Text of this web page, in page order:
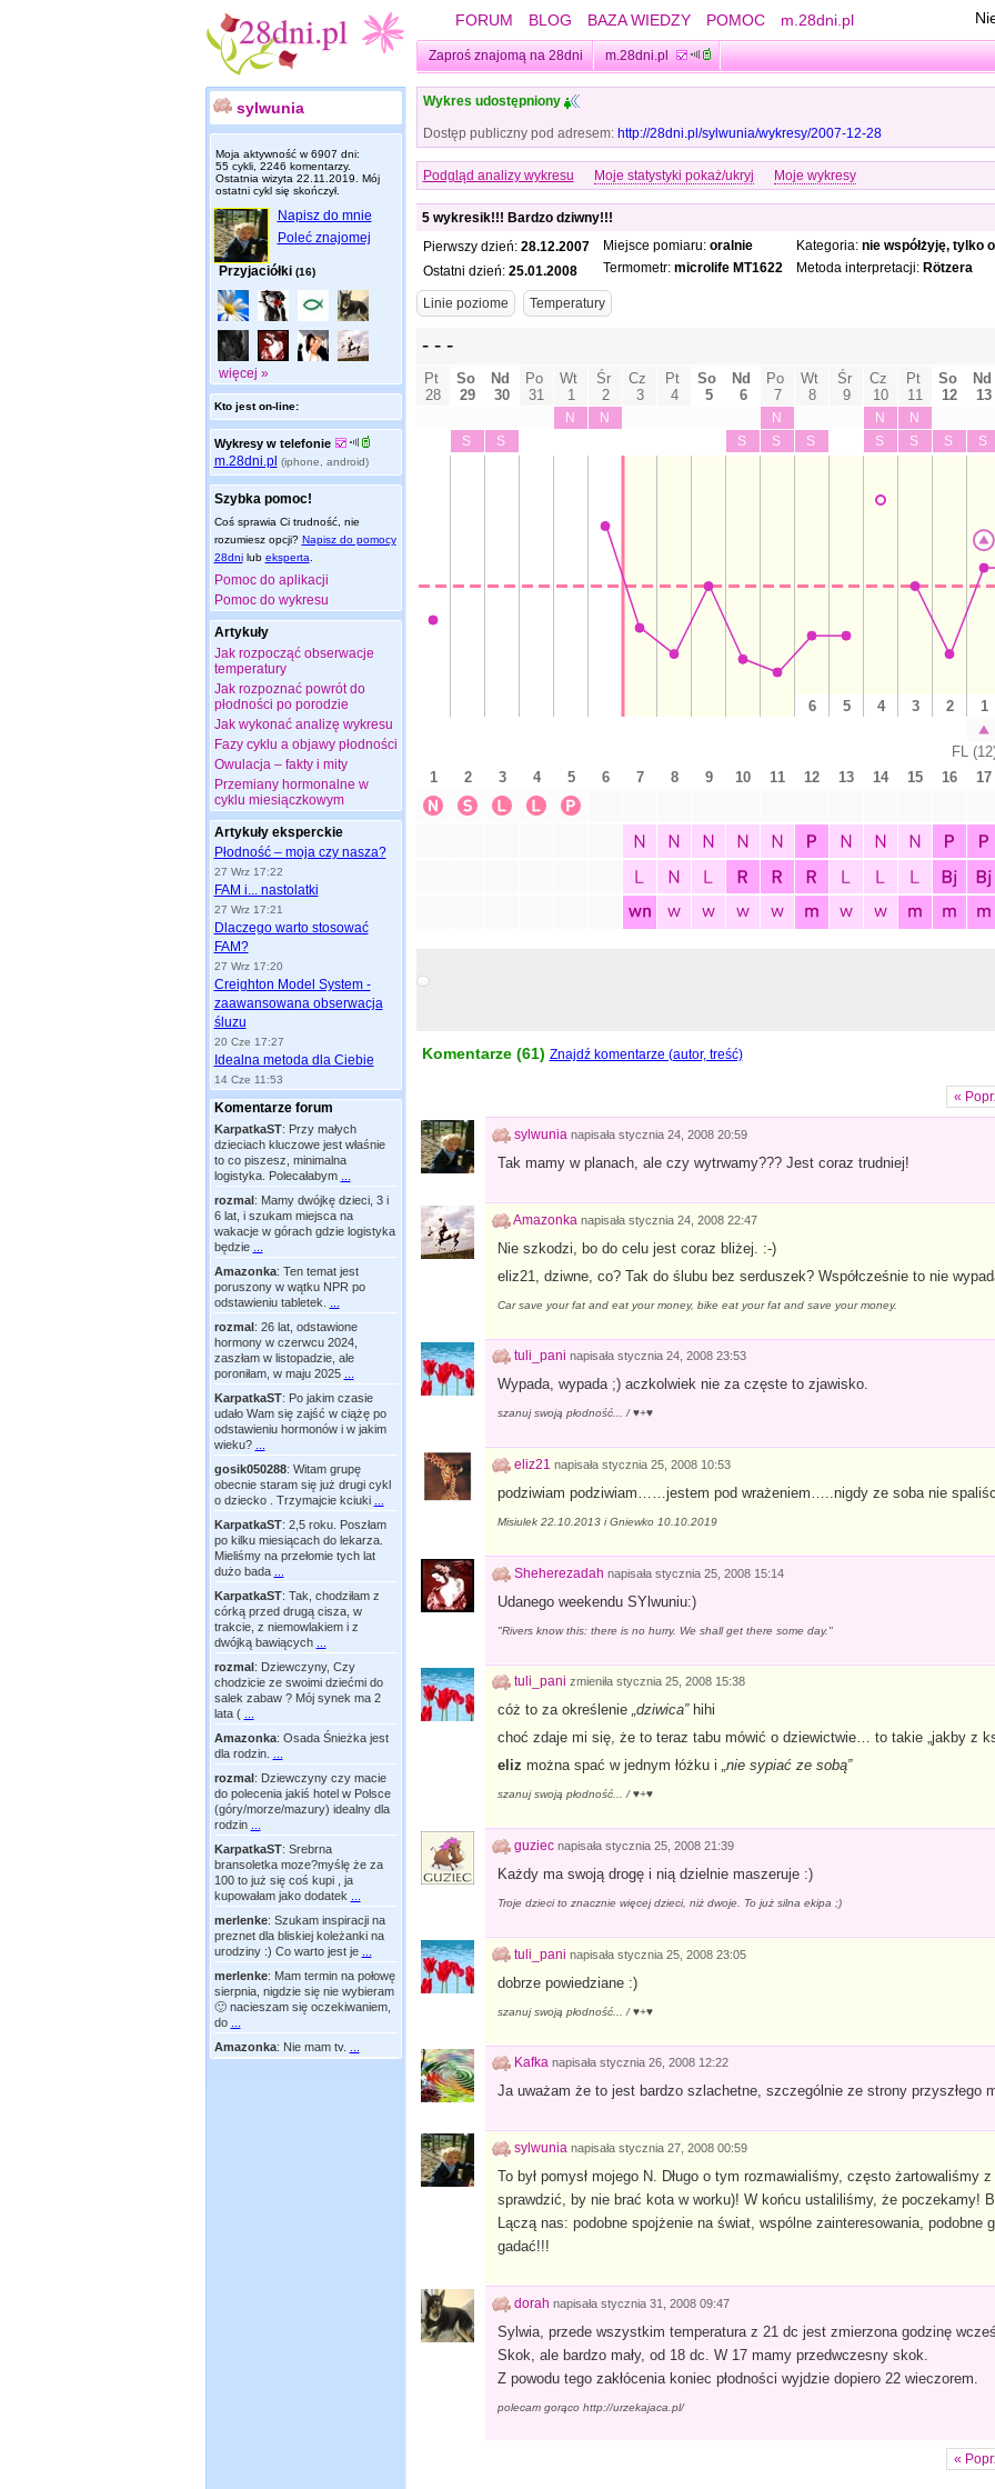
FORUM BLOG BAZA WIEDZY POMOC m.28dni.pl
Zaproś znajomą na 28dni m.28dni.pl
sylwunia
Moja aktywność w 6907 dni:
55 cykli, 2246 komentarzy.
Ostatnia wizyta 22.11.2019 . Mój
ostatni cykl się skończył.
Napisz do mnie
Poleć znajomej
Przyjaciółki (16)
więcej »
Kto jest on-line:
Wykresy w telefonie
m.28dni.pl (iphone, android)
Szybka pomoc!
Coś sprawia Ci trudność, nie
rozumiesz opcji? Napisz do pomocy
28dnilub eksperta
Pomoc do aplikacji
Pomoc do wykresu
Artykuły
Jak rozpocząć obserwacje
temperatury
Jak rozpoznać powrót do
płodności po porodzie
Jak wykonać analizę wykresu
Fazy cyklu a objawy płodności
Owulacja – fakty i mity
Przemiany hormonalne w
cyklu miesiączkowym
Artykuły eksperckie
Płodność – moja czy nasza?
27 Wrz 17:22
FAM i... nastolatki
27 Wrz 17:21
Dlaczego warto stosować
FAM?
27 Wrz 17:20
Creighton Model System -
zaawansowana obserwacja
śluzu
20 Cze 17:27
Idealna metoda dla Ciebie
14 Cze 11:53
Komentarze forum
KarpatkaST: Przy małych
dzieciach kluczowe jest właśnie
to co piszesz, minimalna
logistyka. Polecałabym
rozmal: Mamy dwójkę dzieci, 3 i
6 lat, i szukam miejsca na
wakacje w górach gdzie logistyka
będzie
Amazonka: Ten temat jest
poruszony w wątku NPR po
odstawieniu tabletek.
rozmal: 26 lat, odstawione
hormony w czerwcu 2024,
zaszłam w listopadzie, ale
poroniłam, w maju 2025
KarpatkaST: Po jakim czasie
udało Wam się zajść w ciążę po
odstawieniu hormonów i w jakim
wieku?
gosik050288: Witam grupę
obecnie staram się już drugi cykl
o dziecko . Trzymajcie kciuki
KarpatkaST: 2,5 roku. Poszłam
po kilku miesiącach do lekarza.
Mieliśmy na przełomie tych lat
dużo bada
KarpatkaST: Tak, chodziłam z
córką przed drugą cisza, w
trakcie, z niemowlakiem i z
dwójką bawiących
rozmal: Dziewczyny, Czy
chodzicie ze swoimi dziećmi do
salek zabaw ? Mój synek ma 2
lata (
Amazonka: Osada Śnieżka jest
dla rodzin.
rozmal: Dziewczyny czy macie
do polecenia jakiś hotel w Polsce
(góry/morze/mazury) idealny dla
rodzin
KarpatkaST: Srebrna
bransoletka moze?myślę że za
100 to już się coś kupi , ja
kupowałam jako dodatek
merlenke: Szukam inspiracji na
preznet dla bliskiej koleżanki na
urodziny :) Co warto jest je
merlenke: Mam termin na połowę
sierpnia, nigdzie się nie wybieram
🙂 nacieszam się oczekiwaniem,
do
Amazonka: Nie mam tv.
Wykres udostępniony
Dostęp publiczny pod adresem: http://28dni.pl/sylwunia/wykresy/2007-12-28
Podgląd analizy wykresu Moje statystyki pokaż/ukryj Moje wykresy
5 wykresik!!! Bardzo dziwny!!!
Pierwszy dzień: 28.12.2007
Ostatni dzień: 25.01.2008
Miejsce pomiaru: oralnie
Termometr: microlife MT1622
Kategoria: nie współżyję, tylko
Metoda interpretacji: Rötzera
Komentarze (61) Znajdź komentarze (autor, treść)
«
sylwunia napisała stycznia 24, 2008 20:59
Tak mamy w planach, ale czy wytrwamy??? Jest coraz trudniej!
Amazonka napisała stycznia 24, 2008 22:47
Nie szkodzi, bo do celu jest coraz bliżej. :-)
eliz21, dziwne, co? Tak do ślubu bez serduszek? Współcześnie to nie
Car save your fat and eat your money, bike eat your fat and save your money.
tuli_pani napisała stycznia 24, 2008 23:53
Wypada, wypada ;) aczkolwiek nie za częste to zjawisko.
szanuj swoją płodność... / ♥+♥
eliz21 napisała stycznia 25, 2008 10:53
podziwiam podziwiam……jestem pod wrażeniem…..nigdy ze soba nie
Misiulek 22.10.2013 i Gniewko 10.10.2019
Sheherezadah napisała stycznia 25, 2008 15:14
Udanego weekendu SYlwuniu:)
"Rivers know this: there is no hurry. We shall get there some day."
tuli_pani zmieniła stycznia 25, 2008 15:38
cóż to za określenie „dziwica”hihi
choć zdaje mi się, że to teraz tabu mówić o dziewictwie… to takie „jakby z
eliz można spać w jednym łóżku i „nie sypiać ze sobą”
szanuj swoją płodność... / ♥+♥
guziec napisała stycznia 25, 2008 21:39
Każdy ma swoją drogę i nią dzielnie maszeruje :)
Troje dzieci to znacznie więcej dzieci, niż dwoje. To już silna ekipa ;)
tuli_pani napisała stycznia 25, 2008 23:05
dobrze powiedziane :)
szanuj swoją płodność... / ♥+♥
Kafka napisała stycznia 26, 2008 12:22
Ja uważam że to jest bardzo szlachetne, szczególnie ze strony przyszłego
sylwunia napisała stycznia 27, 2008 00:59
To był pomysł mojego N. Długo o tym rozmawialiśmy, często żartowaliśmy
sprawdzić, by nie brać kota w worku)! W końcu ustaliliśmy, że poczekamy!
Lączą nas: podobne spojżenie na świat, wspólne zainteresowania, podobne
gadać!!!
dorah napisała stycznia 31, 2008 09:47
Sylwia, przede wszystkim temperatura z 21 dc jest zmierzona godzinę
Skok, ale bardzo mały, od 18 dc. W 17 mamy przedwczesny skok.
Z powodu tego zakłócenia koniec płodności wyjdzie dopiero 22 wieczorem.
polecam gorąco http://urzekajaca.pl/
«